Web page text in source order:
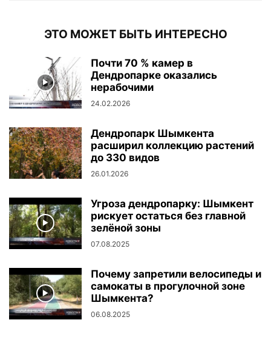
ЭТО МОЖЕТ БЫТЬ ИНТЕРЕСНО
Почти 70 % камер в
Дендропарке оказались
нерабочими
24.02.2026
Дендропарк Шымкента
расширил коллекцию растений
до 330 видов
26.01.2026
Угроза дендропарку: Шымкент
рискует остаться без главной
зелёной зоны
07.08.2025
Почему запретили велосипеды и
самокаты в прогулочной зоне
Шымкента?
06.08.2025